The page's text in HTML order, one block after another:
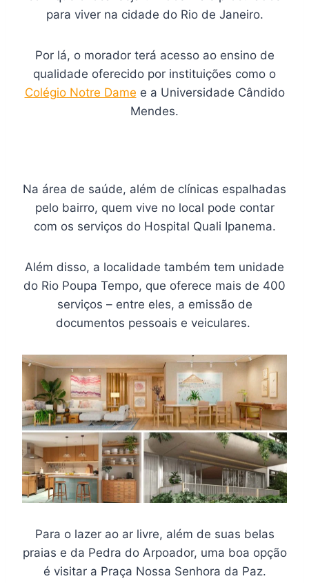
para viver na cidade do Rio de Janeiro.
Por lá, o morador terá acesso ao ensino de
qualidade oferecido por instituições como o
Colégio Notre Dame e a Universidade Cândido
Mendes.
Na área de saúde, além de clínicas espalhadas
pelo bairro, quem vive no local pode contar
com os serviços do Hospital Quali Ipanema.
Além disso, a localidade também tem unidade
do Rio Poupa Tempo, que oferece mais de 400
serviços – entre eles, a emissão de
documentos pessoais e veiculares.
Para o lazer ao ar livre, além de suas belas
praias e da Pedra do Arpoador, uma boa opção
é visitar a Praça Nossa Senhora da Paz.